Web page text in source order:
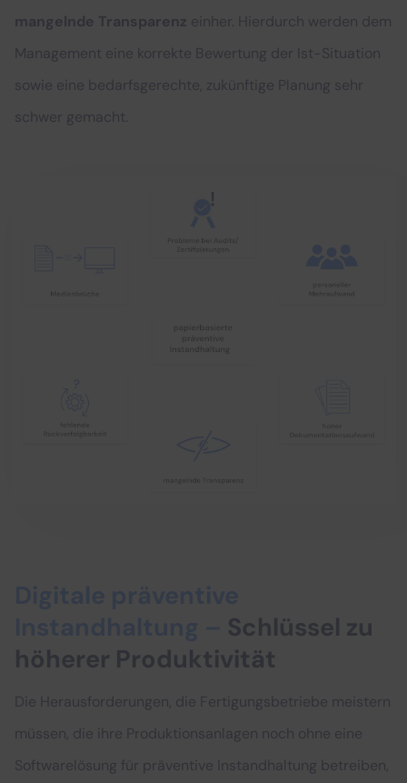
mangelnde Transparenz einher. Hierdurch werden dem
Management eine korrekte Bewertung der Ist-Situation
sowie eine bedarfsgerechte, zukünftige Planung sehr
schwer gemacht.
Schlüssel zu
höherer Produktivität
Die Herausforderungen, die Fertigungsbetriebe meistern
müssen, die ihre Produktionsanlagen noch ohne eine
Softwarelösung für präventive Instandhaltung betreiben,